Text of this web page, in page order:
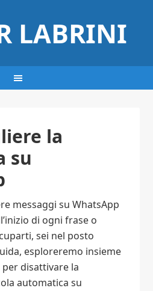
LABRINI
la
su
messaggi su WhatsApp
di ogni frase o
sei nel posto
esploreremo insieme
disattivare la
automatica su